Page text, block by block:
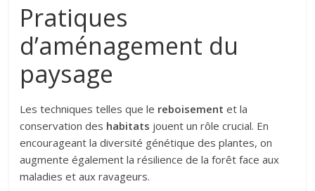
Pratiques
d’aménagement du
paysage
Les techniques telles que le reboisement et la
conservation des habitats jouent un rôle crucial. En
encourageant la diversité génétique des plantes, on
augmente également la résilience de la forêt face aux
maladies et aux ravageurs.